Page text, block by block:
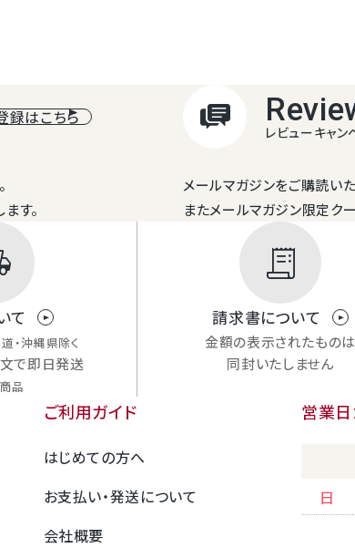
録はこちら
す。
レビューキャ
メールマガジンをご購読い
またメールマガジン限定ク
て
・沖縄県除く
で即日発送
品
receipt_long
請求書について
金額の表示されたものは
同封いたしません
ご利用ガイド
はじめての方へ
お支払い・発送について
会社概要
営業日
日